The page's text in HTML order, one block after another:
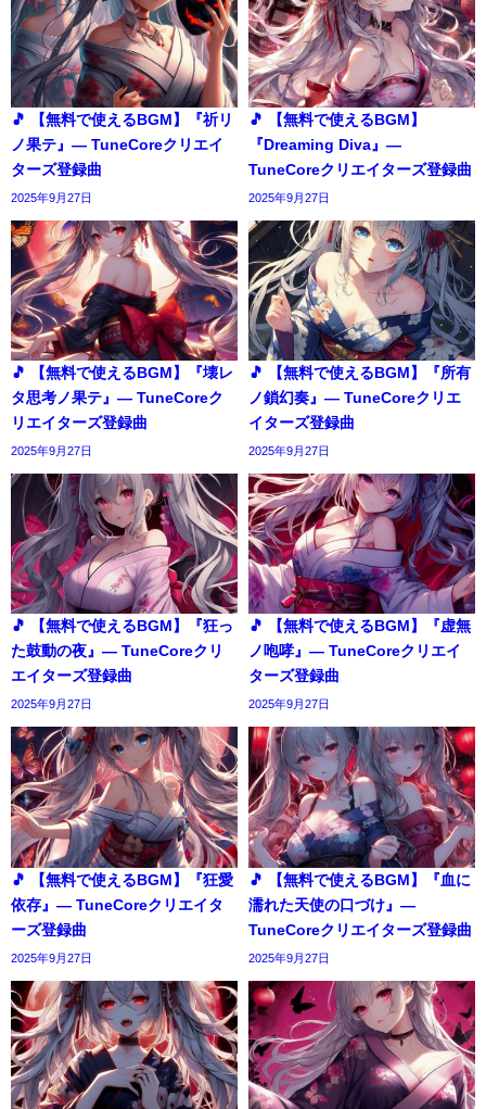
🎵 【無料で使えるBGM】『祈リ
ノ果テ』― TuneCoreクリエイ
ターズ登録曲
2025年9月27日
🎵 【無料で使えるBGM】
『Dreaming Diva』―
TuneCoreクリエイターズ登録曲
2025年9月27日
🎵 【無料で使えるBGM】『壊レ
タ思考ノ果テ』― TuneCoreク
リエイターズ登録曲
2025年9月27日
🎵 【無料で使えるBGM】『所有
ノ鎖幻奏』― TuneCoreクリエ
イターズ登録曲
2025年9月27日
🎵 【無料で使えるBGM】『狂っ
た鼓動の夜』― TuneCoreクリ
エイターズ登録曲
2025年9月27日
🎵 【無料で使えるBGM】『虚無
ノ咆哮』― TuneCoreクリエイ
ターズ登録曲
2025年9月27日
🎵 【無料で使えるBGM】『狂愛
依存』― TuneCoreクリエイタ
ーズ登録曲
2025年9月27日
🎵 【無料で使えるBGM】『血に
濡れた天使の口づけ』―
TuneCoreクリエイターズ登録曲
2025年9月27日